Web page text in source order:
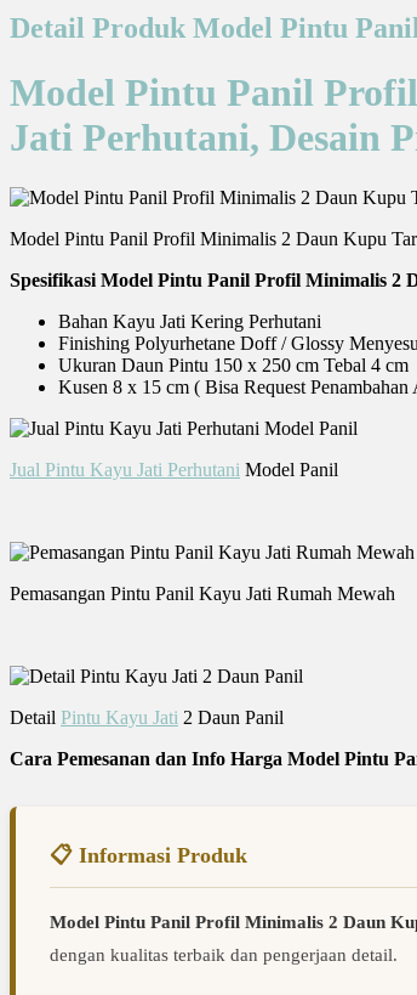
Detail Produk Model Pintu
Model Pintu Panil
Jati Perhutani, Desain
Model Pintu Panil Profil Minimalis 2 Daun Kupu
Spesifikasi Model Pintu Panil Profil Minimalis 2
Bahan Kayu Jati Kering Perhutani
Finishing Polyurhetane Doff / Glossy
Ukuran Daun Pintu 150 x 250 cm Tebal 4 cm
Kusen 8 x 15 cm ( Bisa Request Penambahan
Jual Pintu Kayu Jati Perhutani Model Panil
Pemasangan Pintu Panil Kayu Jati Rumah Mewah
Detail Pintu Kayu Jati 2 Daun Panil
Cara Pemesanan dan Info Harga Model Pintu
📋 Informasi Produk
Model Pintu Panil Profil Minimalis 2 Daun
dengan kualitas terbaik dan pengerjaan detail.